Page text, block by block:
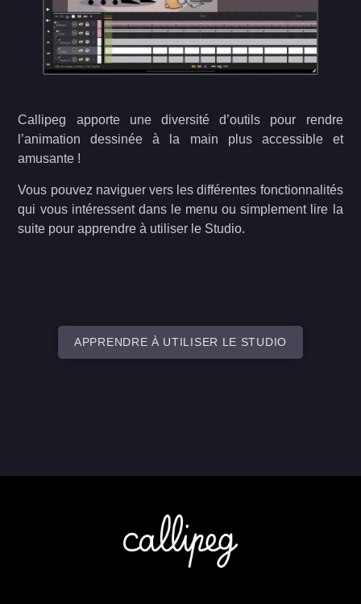
Callipeg apporte une diversité d’outils pour rendre
l’animation dessinée à la main plus accessible et
amusante !
Vous pouvez naviguer vers les différentes fonctionnalités
qui vous intéressent dans le menu ou simplement lire la
suite pour apprendre à utiliser le Studio.
APPRENDRE À UTILISER LE STUDIO